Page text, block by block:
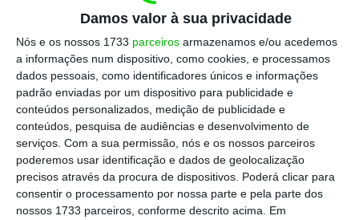
Damos valor à sua privacidade
Nós e os nossos 1733 parceiros armazenamos e/ou acedemos
a informações num dispositivo, como cookies, e processamos
dados pessoais, como identificadores únicos e informações
padrão enviadas por um dispositivo para publicidade e
conteúdos personalizados, medição de publicidade e
conteúdos, pesquisa de audiências e desenvolvimento de
serviços. Com a sua permissão, nós e os nossos parceiros
poderemos usar identificação e dados de geolocalização
precisos através da procura de dispositivos. Poderá clicar para
consentir o processamento por nossa parte e pela parte dos
nossos 1733 parceiros, conforme descrito acima. Em
haver uma investigação aprofundada à
operação que pode criar barreiras ao
negócio”, refere o analista Pedro Oliveira, do
BPI.“Qualquer investigação à operação
deverá ser sempre limitada”, diz, por seu lado,
o Haitong, notando que haverá sempre a
obrigação de acesso de terceiros à TVI, da
Media Capital.